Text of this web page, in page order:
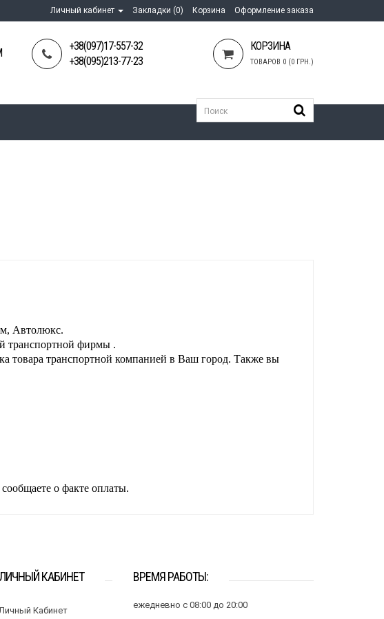
Личный кабинет Закладки (0) Корзина Оформление заказа
+38(097)17-557-32
+38(095)213-77-23
КОРЗИНА
ТОВАРОВ 0 (0 ГРН.)
Автолюкс.
транспортной фирмы .
товара транспортной компанией в Ваш город. Также вы
о факте оплаты.
ЛИЧНЫЙ КАБИНЕТ
Личный Кабинет
ВРЕМЯ РАБОТЫ:
ежедневно с 08:00 до 20:00